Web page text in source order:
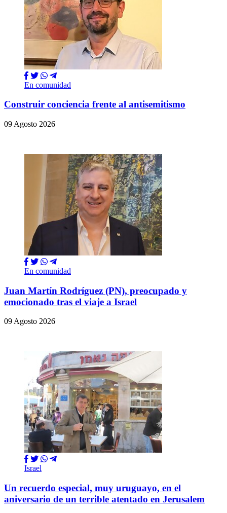
En comunidad
Construir conciencia frente al antisemitismo
09 Agosto 2026
En comunidad
Juan Martín Rodríguez (PN), preocupado y
emocionado tras el viaje a Israel
09 Agosto 2026
Israel
Un recuerdo especial, muy uruguayo, en el
aniversario de un terrible atentado en Jerusalem